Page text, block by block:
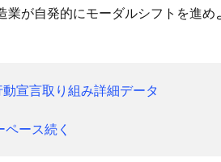
が自発的にモーダルシフトを進め
宣言取り組み詳細データ
ース続く